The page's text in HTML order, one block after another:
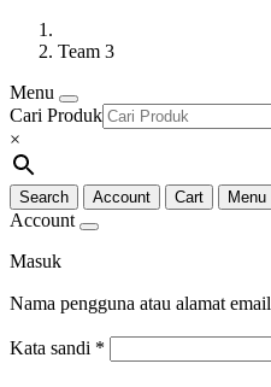
Team 3
Menu
Cari Produk
×
Search Account Cart Menu
Account
Masuk
Nama pengguna atau alamat email
Kata sandi *